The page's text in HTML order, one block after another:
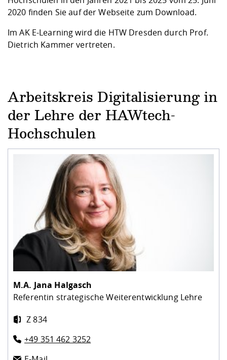
2020 finden Sie auf der Webseite zum Download.
Im AK E-Learning wird die HTW Dresden durch Prof.
Dietrich Kammer vertreten.
Arbeitskreis Digitalisierung in
der Lehre der HAWtech-
Hochschulen
M.A. Jana Halgasch
Referentin strategische Weiterentwicklung Lehre
Z 834
+49 351 462 3252